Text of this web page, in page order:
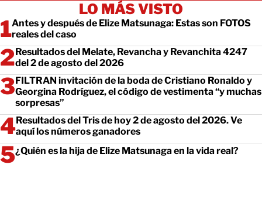
LO MÁS VISTO
Antes y después de Elize Matsunaga: Estas son FOTOS
reales del caso
Resultados del Melate, Revancha y Revanchita 4247
del 2 de agosto del 2026
FILTRAN invitación de la boda de Cristiano Ronaldo y
Georgina Rodríguez, el código de vestimenta “y muchas
sorpresas”
Resultados del Tris de hoy 2 de agosto del 2026. Ve
aquí los números ganadores
¿Quién es la hija de Elize Matsunaga en la vida real?